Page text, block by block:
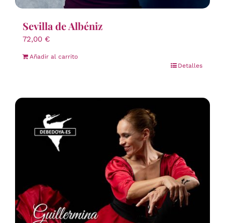
Sevilla de Albéniz
72,00 €
Añadir al carrito
Detalles